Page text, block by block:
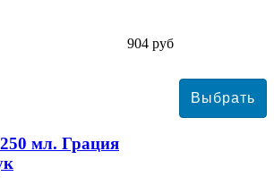
904 руб
мл. Грация